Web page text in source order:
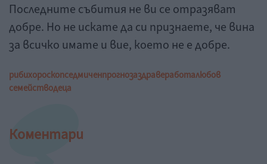
Последните събития не ви се отразяват
добре. Но не искате да си признаете, че вина
за всичко имате и вие, което не е добре.
рибихороскопседмиченпрогнозаздравеработалюбов
семействодеца
Коментари